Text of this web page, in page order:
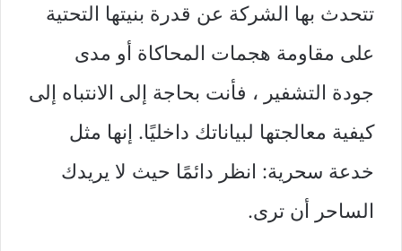
تتحدث بها الشركة عن قدرة بنيتها التحتية
على مقاومة هجمات المحاكاة أو مدى
جودة التشفير ، فأنت بحاجة إلى الانتباه إلى
كيفية معالجتها لبياناتك داخليًا. إنها مثل
خدعة سحرية: انظر دائمًا حيث لا يريدك
الساحر أن ترى.